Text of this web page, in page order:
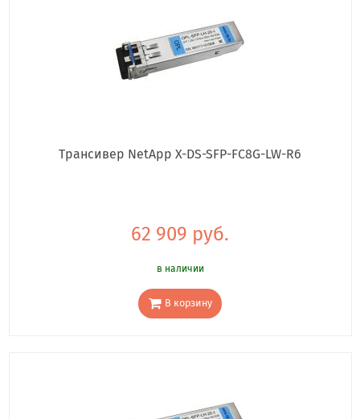
Трансивер NetApp X-DS-SFP-FC8G-LW-R6
62 909 руб.
в наличии
В корзину